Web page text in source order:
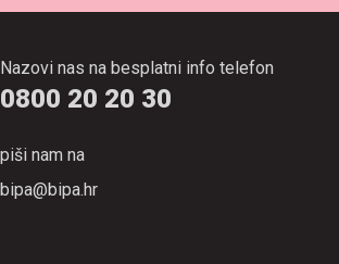
Nazovi nas na besplatni info telefon
0800 20 20 30
piši nam na
bipa@bipa.hr